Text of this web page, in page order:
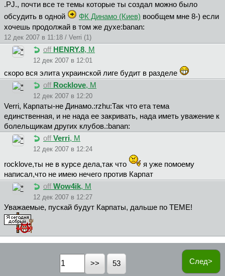
.PJ., почти все те темы которые ты создал можно было
обсудить в одной
ФК Динамо (Киев) вообщем мне 8-) если
хочешь продолжай в том же духе:banan:
12 дек 2007 в 11:18 / Verri (1)
off HENRY.8, М
12 дек 2007 в 12:01
скоро вся элита украинской лиге будит в разделе
off Rocklove, М
12 дек 2007 в 12:20
Verri, Карпаты-не Динамо.:rzhu:Так что ета тема
единственная, и не нада ее закривать, нада иметь уважение к
болельщикам других клубов.:banan:
off Verri, М
12 дек 2007 в 12:24
rocklove,ты не в курсе дела,так что
я уже помоему
написал,что не имею нечего против Карпат
off Wow4ik, М
12 дек 2007 в 12:27
Уважаемые, пускай будут Карпаты, дальше по ТЕМЕ!
След>
53